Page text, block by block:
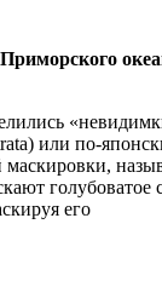
или по-
голубоватое
его